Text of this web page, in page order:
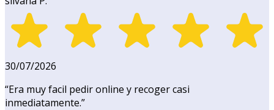
30/07/2026
“Era muy facil pedir online y recoger casi
inmediatamente.”